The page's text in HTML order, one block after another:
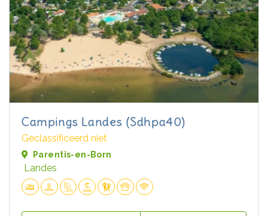
Campings Landes (Sdhpa40)
Geclassificeerd niet
Parentis-en-Born
Landes